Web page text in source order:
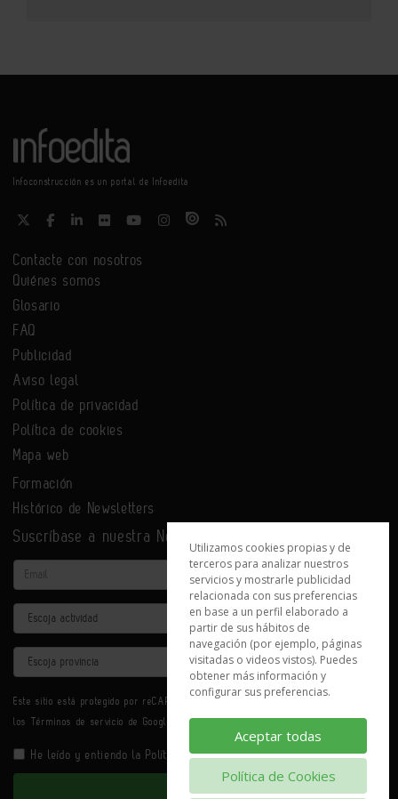
Infoconstrucción es un portal de Infoedita
Contacte con nosotros
Quiénes somos
Glosario
FAQ
Publicidad
Aviso legal
Política de privacidad
Política de cookies
Mapa web
Formación
Histórico de Newsletters
Suscríbase a nuestra Newsletter
Email
Actividad
Provincia
Este sitio está protegido por reCAPTCHA y se aplican la
los Términos de servicio de Google.
He leído y entiendo la Política de Privacidad
Enviar
Utilizamos cookies propias y de
terceros para analizar nuestros
servicios y mostrarle publicidad
relacionada con sus preferencias
en base a un perfil elaborado a
partir de sus hábitos de
navegación (por ejemplo, páginas
visitadas o videos vistos). Puedes
obtener más información y
configurar sus preferencias.
Aceptar todas
Política de Cookies